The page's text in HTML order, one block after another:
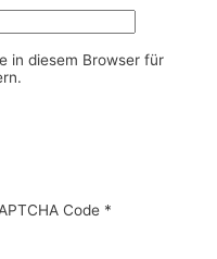
in diesem Browser für
Code *